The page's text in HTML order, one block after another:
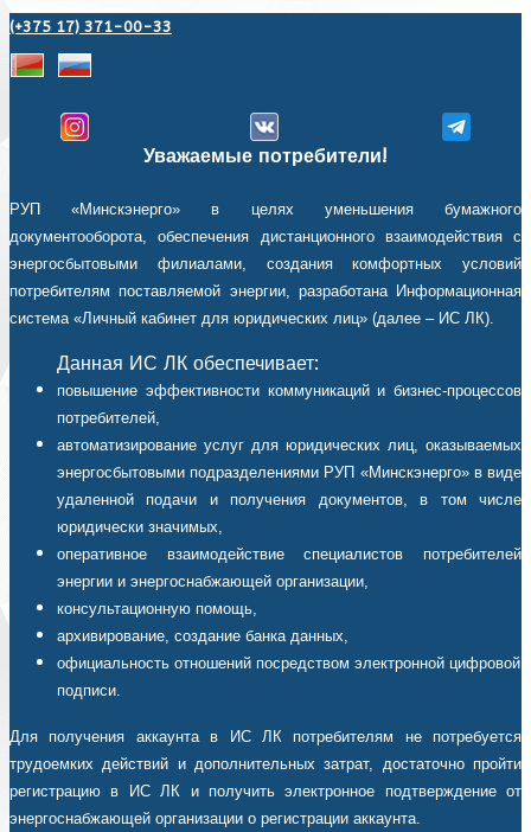
(+375 17) 371-00-33
Уважаемые потребители!
РУП «Минскэнерго» в целях уменьшения бумажного
документооборота, обеспечения дистанционного взаимодействия с
энергосбытовыми филиалами, создания комфортных условий
потребителям поставляемой энергии, разработана Информационная
система «Личный кабинет для юридических лиц» (далее – ИС ЛК).
Данная ИС ЛК обеспечивает:
повышение эффективности коммуникаций и бизнес-процессов
потребителей,
автоматизирование услуг для юридических лиц, оказываемых
энергосбытовыми подразделениями РУП «Минскэнерго» в виде
удаленной подачи и получения документов, в том числе
юридически значимых,
оперативное взаимодействие специалистов потребителей
энергии и энергоснабжающей организации,
консультационную помощь,
архивирование, создание банка данных,
официальность отношений посредством электронной цифровой
подписи.
Для получения аккаунта в ИС ЛК потребителям не потребуется
трудоемких действий и дополнительных затрат, достаточно пройти
регистрацию в ИС ЛК и получить электронное подтверждение от
энергоснабжающей организации о регистрации аккаунта.